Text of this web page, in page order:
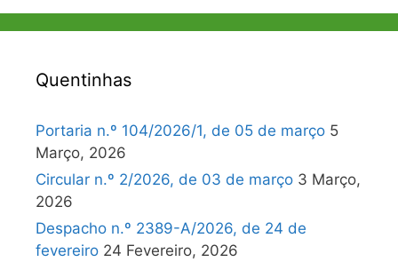
Quentinhas
Portaria n.º 104/2026/1, de 05 de março 5
Março, 2026
Circular n.º 2/2026, de 03 de março 3 Março,
2026
Despacho n.º 2389-A/2026, de 24 de
fevereiro 24 Fevereiro, 2026